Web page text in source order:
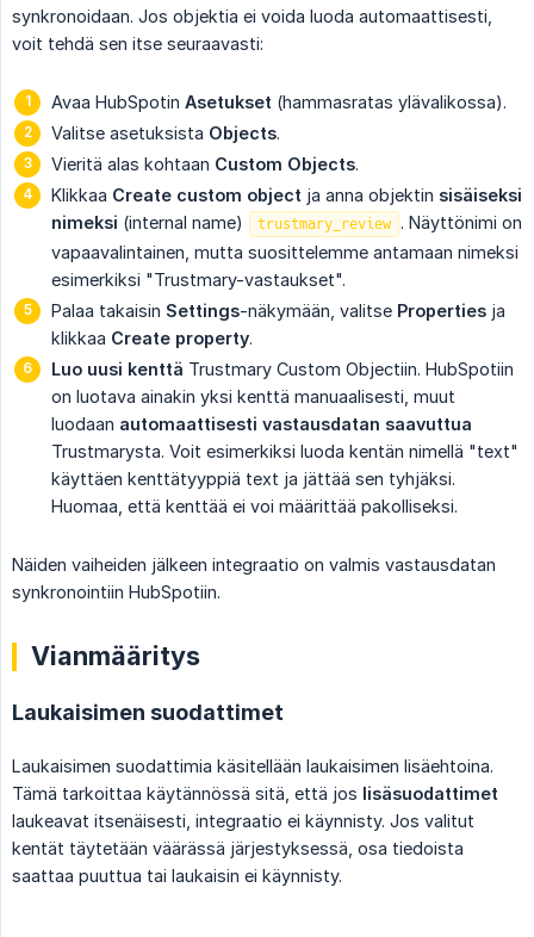
synkronoidaan. Jos objektia ei voida luoda automaattisesti,
voit tehdä sen itse seuraavasti:
Avaa HubSpotin Asetukset (hammasratas ylävalikossa).
Valitse asetuksista Objects.
Vieritä alas kohtaan Custom Objects.
Klikkaa Create custom object ja anna objektin sisäiseksi
nimeksi (internal name) trustmary_review . Näyttönimi on
vapaavalintainen, mutta suosittelemme antamaan nimeksi
esimerkiksi "Trustmary-vastaukset".
Palaa takaisin Settings-näkymään, valitse Properties ja
klikkaa Create property.
Luo uusi kenttä Trustmary Custom Objectiin. HubSpotiin
on luotava ainakin yksi kenttä manuaalisesti, muut
luodaan automaattisesti vastausdatan saavuttua
Trustmarysta. Voit esimerkiksi luoda kentän nimellä "text"
käyttäen kenttätyyppiä text ja jättää sen tyhjäksi.
Huomaa, että kenttää ei voi määrittää pakolliseksi.
Näiden vaiheiden jälkeen integraatio on valmis vastausdatan
synkronointiin HubSpotiin.
Vianmääritys
Laukaisimen suodattimet
Laukaisimen suodattimia käsitellään laukaisimen lisäehtoina.
Tämä tarkoittaa käytännössä sitä, että jos lisäsuodattimet
laukeavat itsenäisesti, integraatio ei käynnisty. Jos valitut
kentät täytetään väärässä järjestyksessä, osa tiedoista
saattaa puuttua tai laukaisin ei käynnisty.